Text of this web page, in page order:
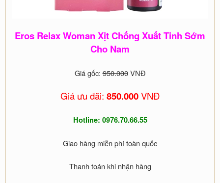
Eros Relax Woman Xịt Chống Xuất Tinh Sớm
Cho Nam
Giá gốc:950.000VNĐ
Giá ưu đãi: 850.000VNĐ
Hotline: 0976.70.66.55
Giao hàng miễn phí toàn quốc
Thanh toán khi nhận hàng